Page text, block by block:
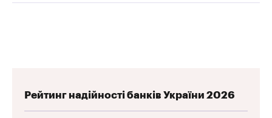
Рейтинг надійності банків України 2026